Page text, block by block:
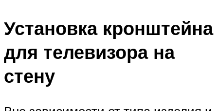
Установка кронштейна
для телевизора на
стену